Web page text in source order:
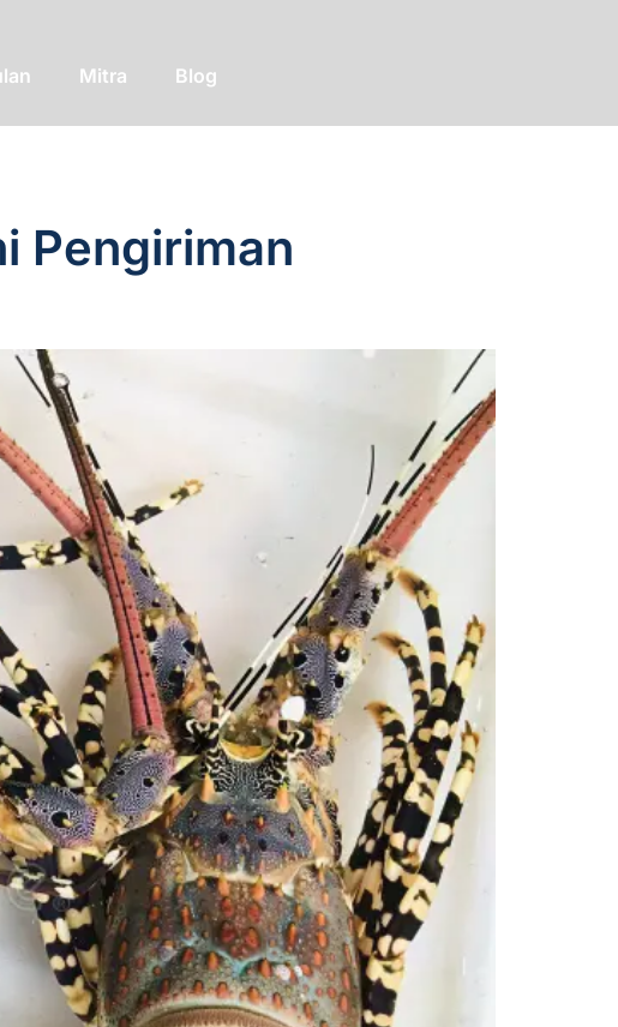
Mitra Blog
Pengiriman